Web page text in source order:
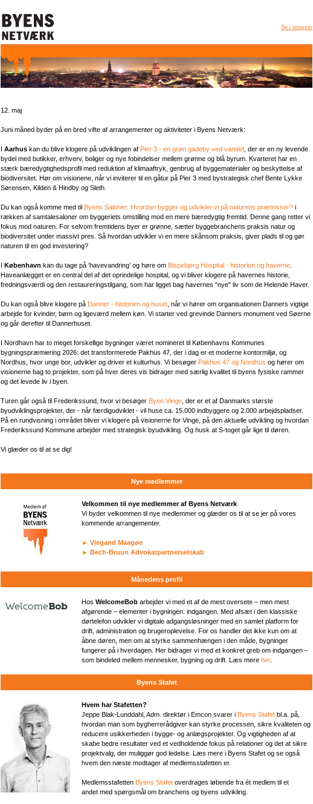
Se i browser
12. maj
Juni måned byder på en bred vifte af arrangementer og aktiviteter i Byens Netværk:
I Aarhus kan du blive klogere på udviklingen af Pier 3 - en grøn gadeby ved vandet , der er en ny levende
bydel med butikker, erhverv, boliger og nye fobindelser mellem grønne og blå byrum. Kvarteret har en
stærk bæredygtighedsprofil med reduktion af klimaaftryk, genbrug af byggematerialer og beskyttelse af
biodiversitet. Hør om visionene, når vi inviterer til en gåtur på Pier 3 med bystrategisk chef Bente Lykke
Sørensen, Kilden & Hindby og Sleth.
Du kan også komme med til Byens Saloner: Hvordan bygger og udvikler vi på naturens præmisser? i
rækken af samtalesaloner om byggeriets omstilling mod en mere bæredygtig fremtid. Denne gang retter vi
fokus mod naturen. For selvom fremtidens byer er grønne, sætter byggebranchens praksis natur og
biodiversitet under massivt pres. Så hvordan udvikler vi en mere skånsom praksis, giver plads til og gør
naturen til en god investering?
I København kan du tage på ’havevandring’ og høre om Bispebjerg Hospital - historien og haverne
Haveanlægget er en central del af det oprindelige hospital, og vi bliver klogere på havernes historie,
fredningsværdi og den restaureringstilgang, som har ligget bag havernes "nye" liv som de Helende Haver.
Du kan også blive klogere på Danner - historien og huset , når vi hører om organisationen Danners vigtige
arbejde for kvinder, børn og ligeværd mellem køn. Vi starter ved grevinde Danners monument ved Søerne
og går derefter til Dannerhuset.
I Nordhavn har to meget forskellige bygninger været nomineret til Københavns Kommunes
bygningspræmiering 2026: det transformerede Pakhus 47, der i dag er et moderne kontormiljø, og
Nordhus, hvor unge bor, udvikler og driver et kulturhus. Vi besøger Pakhus 47 og Nordhus og hører om
visionerne bag to projekter, som på hver deres vis bidrager med særlig kvalitet til byens fysiske rammer
og det levede liv i byen.
Turen går også til Frederikssund, hvor vi besøger Byen Vinge , der er et af Danmarks største
byudviklingsprojekter, der - når færdigudviklet - vil huse ca. 15.000 indbyggere og 2.000 arbejdspladser.
På en rundvisning i området bliver vi klogere på visionerne for Vinge, på den aktuelle udvikling og hvordan
Frederikssund Kommune arbejder med strategisk byudvikling. Og husk at S-toget går lige til døren.
Vi glæder os til at se dig!
Nye medlemmer
Velkommen til nye medlemmer af Byens Netværk
Vi byder velkommen til nye medlemmer og glæder os til at se jer på vores
kommende arrangementer.
► Viegand Maagøe
► Bech-Bruun Advokatpartnerselskab
Månedens profil
Hos WelcomeBob arbejder vi med et af de mest oversete – men mest
afgørende – elementer i bygningen: indgangen. Med afsæt i den klassiske
dørtelefon udvikler vi digitale adgangsløsninger med en samlet platform for
drift, administration og brugeroplevelse. For os handler det ikke kun om at
åbne døren, men om at styrke sammenhængen i den måde, bygninger
fungerer på i hverdagen. Her bidrager vi med et konkret greb om indgangen –
som bindeled mellem mennesker, bygning og drift. Læs mere her.
Byens Stafet
Hvem har Stafetten?
Jeppe Blak-Lunddahl, Adm. direktør i Emcon svarer i Byens Stafet bl.a. på,
hvordan man som bygherrerådgiver kan styrke processen, sikre kvaliteten og
reducere usikkerheden i bygge- og anlægsprojekter. Og vigtigheden af at
skabe bedre resultater ved et vedholdende fokus på relationer og det at sikre
projektvalg, der muliggør god ledelse. Læs mere i Byens Stafet og se også
hvem den næste modtager af medlemsstafetten er.
Medlemsstafetten Byens Stafet overdrages løbende fra ét medlem til et
andet med spørgsmål om branchens og byens udvikling.